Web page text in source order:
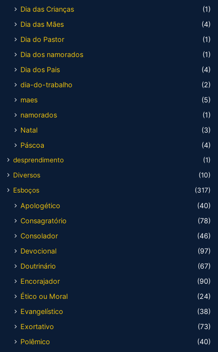
Dia das Crianças
(1)
Dia das Mães
(4)
Dia do Pastor
(1)
Dia dos namorados
(1)
Dia dos Pais
(4)
dia-do-trabalho
(2)
maes
(5)
namorados
(1)
Natal
(3)
Páscoa
(4)
desprendimento
(1)
Diversos
(10)
Esboços
(317)
Apologético
(40)
Consagratório
(78)
Consolador
(46)
Devocional
(97)
Doutrinário
(67)
Encorajador
(90)
Ético ou Moral
(24)
Evangelístico
(38)
Exortativo
(73)
Polêmico
(40)